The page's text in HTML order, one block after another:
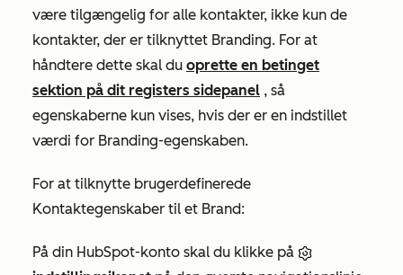
være tilgængelig for alle kontakter, ikke kun de
kontakter, der er tilknyttet Branding. For at
håndtere dette skal du oprette en betinget
sektion på dit registers sidepanel , så
egenskaberne kun vises, hvis der er en indstillet
værdi for Branding-egenskaben.
For at tilknytte brugerdefinerede
Kontaktegenskaber til et Brand:
På din HubSpot-konto skal du klikke på